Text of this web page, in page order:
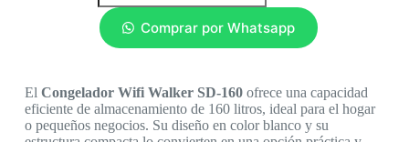
Comprar por Whatsapp
El Congelador Wifi Walker SD-160ofrece una capacidad
eficiente de almacenamiento de 160 litros, ideal para el hogar
o pequeños negocios. Su diseño en color blanco y su